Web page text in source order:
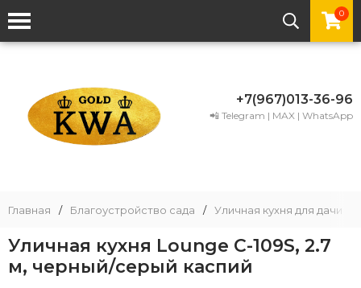
0
+7(967)013-36-96
📲 Telegram | MAX | WhatsApp
Главная / Благоустройство сада / Уличная кухня для дачи
Уличная кухня Lounge C-109S, 2.7
м, черный/серый каспий